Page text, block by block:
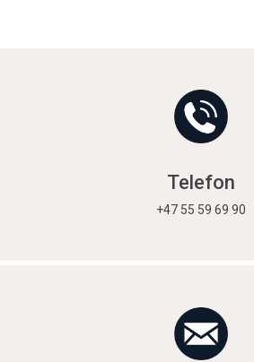
Telefon
+47 55 59 69 90